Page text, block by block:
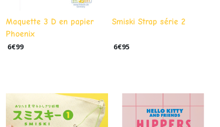
Maquette 3 D en papier
Phoenix
6€99
Smiski Strap série 2
6€95